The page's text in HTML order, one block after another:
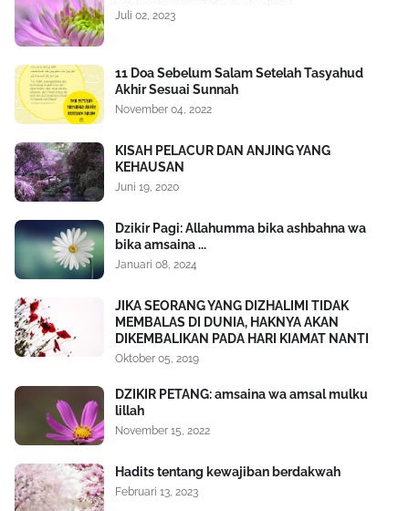
Juli 02, 2023
11 Doa Sebelum Salam Setelah Tasyahud
Akhir Sesuai Sunnah
November 04, 2022
KISAH PELACUR DAN ANJING YANG
KEHAUSAN
Juni 19, 2020
Dzikir Pagi: Allahumma bika ashbahna wa
bika amsaina ...
Januari 08, 2024
JIKA SEORANG YANG DIZHALIMI TIDAK
MEMBALAS DI DUNIA, HAKNYA AKAN
DIKEMBALIKAN PADA HARI KIAMAT NANTI
Oktober 05, 2019
DZIKIR PETANG: amsaina wa amsal mulku
lillah
November 15, 2022
Hadits tentang kewajiban berdakwah
Februari 13, 2023